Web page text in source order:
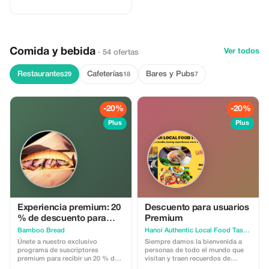
sencilla de tener una tarjeta SIM.
y pasaporte; te ayudaremos a
instalar la tarjeta SIM en tu
Comida y bebida · 54 ofertas Ver todos
Restaurantes29 Cafeterías18 Bares y Pubs7
-20%
Plus
Experiencia premium: 20
% de descuento para
suscriptores
Bamboo Bread
Únete a nuestro exclusivo
programa de suscriptores
premium para recibir un 20 % de
-20%
Plus
Descuento para usuarios
Premium
Hanoi Authentic Local Food Tasting Tour
Siempre damos la bienvenida a
personas de todo el mundo que
visitan y traen recuerdos de